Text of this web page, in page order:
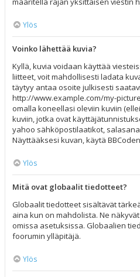
Ylös
Voinko lähettää kuvia?
Kyllä, kuvia voidaan käyttää
liitteet, voit mahdollisesti ladata
täytyy antaa osoite julkisesti
http://www.example.com/my-
omalla koneellasi oleviin kuviin
kuviin, jotka ovat
yahoo sähköpostilaatikot,
Näyttääksesi kuvan, käytä
Ylös
Mitä ovat globaalit tiedotteet?
Globaalit tiedotteet sisältävät
aina kun on mahdolista. Ne
omissa asetuksissa. Globaalien
foorumin ylläpitäjä.
Ylös